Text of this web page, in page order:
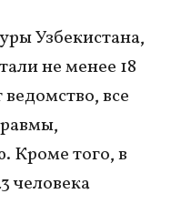
Узбекистана,
не менее 18
все
Кроме того, в
человека